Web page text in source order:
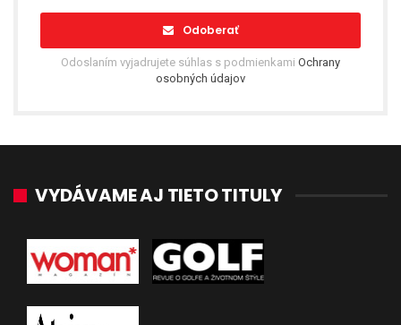
Odoberať
Odoslaním vyjadrujete súhlas s podmienkami Ochrany
osobných údajov
VYDÁVAME AJ TIETO TITULY